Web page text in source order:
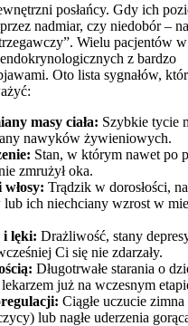
posłańcy. Gdy ich
nadmiar, czy niedobór –
Wielu pacjentów
z bardzo
Oto lista sygnałów,
masy ciała: Szybkie tycie
nawyków żywieniowych.
Stan, w którym nawet po
zmrużył oka.
Trądzik w dorosłości,
lub ich niechciany wzrost w
i lęki: Drażliwość, stany
Ci się nie zdarzały.
Długotrwałe starania o
już na wczesnym
Ciągłe uczucie
lub nagłe uderzenia